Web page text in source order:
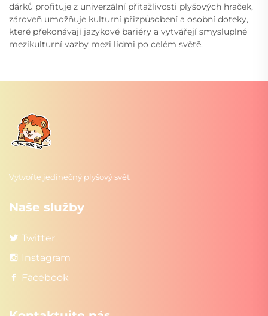
dárků profituje z univerzální přitažlivosti plyšových hraček,
zároveň umožňuje kulturní přizpůsobení a osobní doteky,
které překonávají jazykové bariéry a vytvářejí smysluplné
mezikulturní vazby mezi lidmi po celém světě.
Vytvořte jedinečný plyšový svět
Naše služby
Twitter
Instagram
Facebook